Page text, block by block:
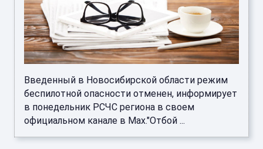
Введенный в Новосибирской области режим
беспилотной опасности отменен, информирует
в понедельник РСЧС региона в своем
официальном канале в Мах."Отбой ...